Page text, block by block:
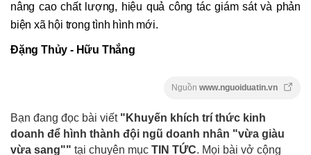
nâng cao chất lượng, hiệu quả công tác giám sát và phản
biện xã hội trong tình hình mới.
Đặng Thủy - Hữu Thắng
Nguồn www.nguoiduatin.vn
Bạn đang đọc bài viết "Khuyến khích trí thức kinh
doanh để hình thành đội ngũ doanh nhân "vừa giàu
vừa sang"" tại chuyên mục TIN TỨC. Mọi bài vở cộng